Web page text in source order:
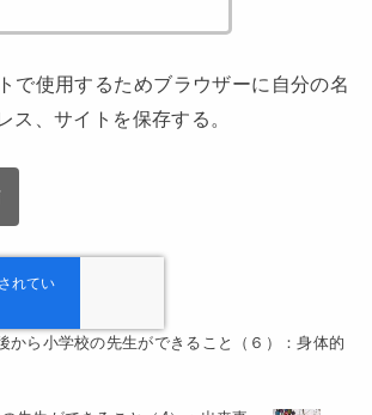
で使用するためブラウザーに自分の名
ス、サイトを保存する。
から小学校の先生ができること（６）：身体的